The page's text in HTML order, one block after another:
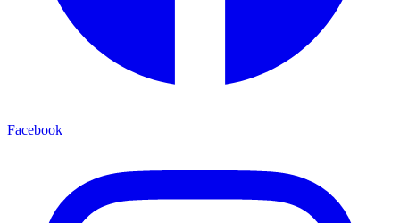
Facebook